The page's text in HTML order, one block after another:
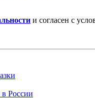
и согласен с
в России